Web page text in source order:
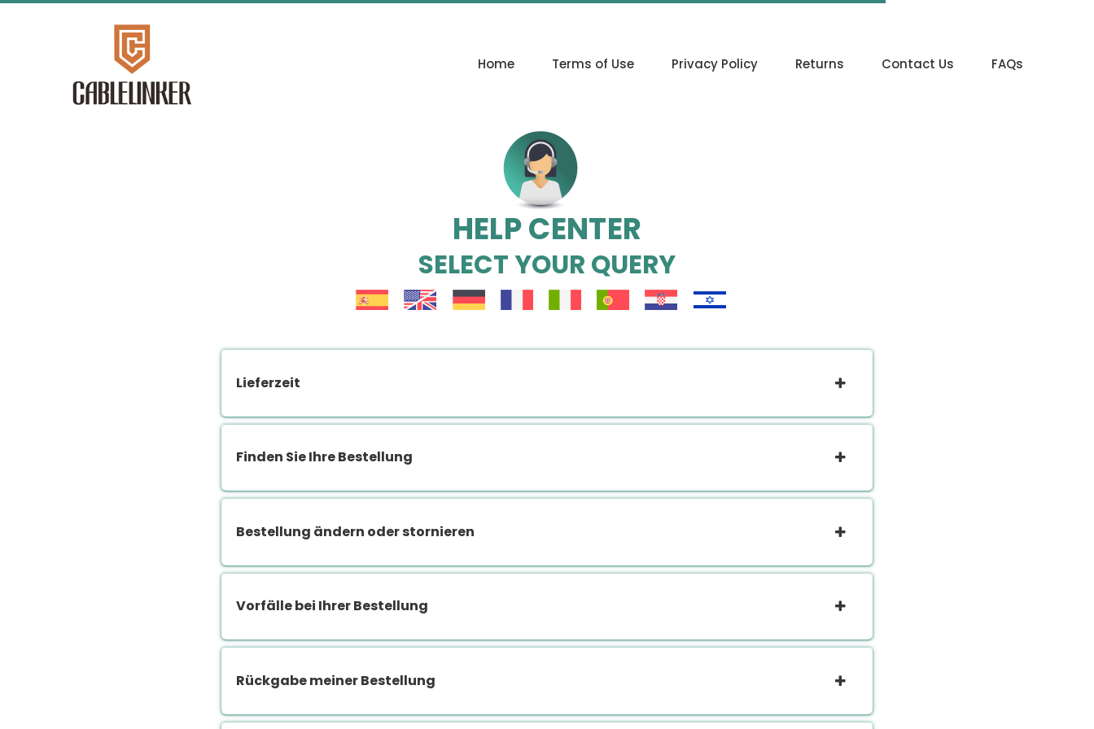
Home Terms of Use Privacy Policy Returns Contact Us FAQs
HELP CENTER
SELECT YOUR QUERY
Lieferzeit
Finden Sie Ihre Bestellung
Bestellung ändern oder stornieren
Vorfälle bei Ihrer Bestellung
Rückgabe meiner Bestellung